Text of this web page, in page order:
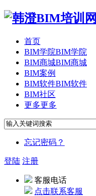
首页
BIM学院BIM学院
BIM商城BIM商城
BIM案例
BIM软件BIM软件
BIM社区
更多更多
忘记密码？
登陆 注册
客服电话
点击联系客服